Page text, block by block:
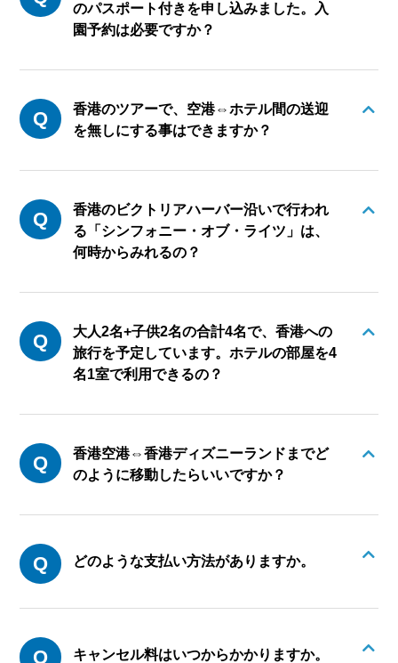
のパスポート付きを申し込みました。入
園予約は必要ですか？
香港のツアーで、空港⇔ホテル間の送迎
を無しにする事はできますか？
香港のビクトリアハーバー沿いで行われ
る「シンフォニー・オブ・ライツ」は、
何時からみれるの？
大人2名+子供2名の合計4名で、香港への
旅行を予定しています。ホテルの部屋を4
名1室で利用できるの？
香港空港⇔香港ディズニーランドまでど
のように移動したらいいですか？
どのような支払い方法がありますか。
キャンセル料はいつからかかりますか。